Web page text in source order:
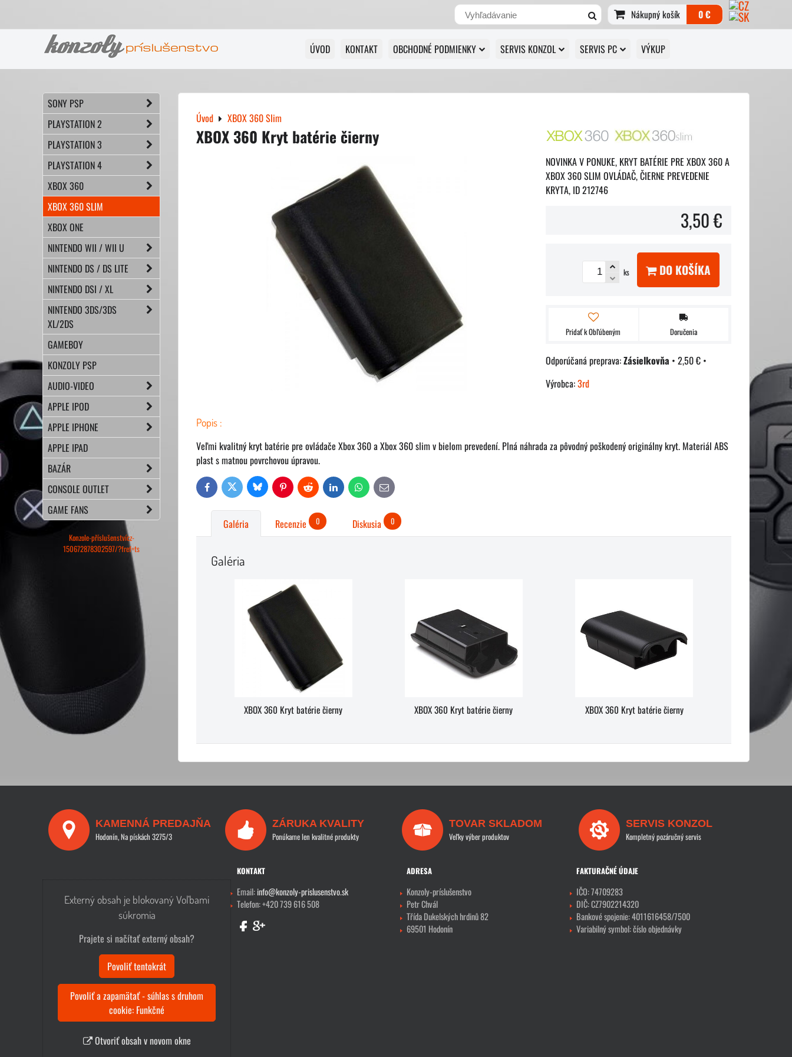
Nákupný košík 0 €
ÚVOD KONTAKT OBCHODNÉ PODMIENKY SERVIS KONZOL SERVIS PC VÝKUP
Úvod XBOX 360 Slim
XBOX 360 Kryt batérie čierny
NOVINKA V PONUKE, KRYT BATÉRIE PRE XBOX 360 A
XBOX 360 SLIM OVLÁDAČ, ČIERNE PREVEDENIE
KRYTA, ID 212746
3,50 €
ks DO KOŠÍKA
Pridať k Obľúbeným Doručenia
Zásielkovňa • 2,50 € •
Výrobca:3rd
Popis :
Veľmi kvalitný kryt batérie pre ovládače Xbox 360 a Xbox 360 slim v bielom prevedení. Plná náhrada za pôvodný poškodený originálny kryt. Materiál ABS
plast s matnou povrchovou úpravou.
FacebookTwitter Bluesky PinterestReddit LinkedIn WhatsAppE-
mail
Galéria Recenzie 0 Diskusia 0
Galéria
XBOX 360 Kryt batérie čierny XBOX 360 Kryt batérie čierny XBOX 360 Kryt batérie čierny
SONY PSP
PLAYSTATION 2
PLAYSTATION 3
PLAYSTATION 4
XBOX 360
XBOX 360 SLIM
XBOX ONE
NINTENDO WII / WII U
NINTENDO DS / DS LITE
NINTENDO DSI / XL
NINTENDO 3DS/3DS
XL/2DS
GAMEBOY
KONZOLY PSP
AUDIO-VIDEO
APPLE IPOD
APPLE IPHONE
APPLE IPAD
BAZÁR
CONSOLE OUTLET
GAME FANS
Konzole-příslušenstvícz-
150672878302597/?fref=ts
KAMENNÁ PREDAJŇA
Hodonín, Na pískách 3275/3
ZÁRUKA KVALITY
Ponúkame len kvalitné produkty
TOVAR SKLADOM
Veľky výber produktov
SERVIS KONZOL
Kompletný pozáručný servis
Externý obsah je blokovaný Voľbami
súkromia
Prajete si načítať externý obsah?
Povoliť tentokrát
Povoliť a zapamätať - súhlas s druhom
cookie: Funkčné
Otvoriť obsah v novom okne
KONTAKT
Email:info@konzoly-prislusenstvo.sk
Telefon: +420 739 616 508
ADRESA
Konzoly-príslušenstvo
Petr Chvál
Třída Dukelských hrdinů 82
69501 Hodonín
FAKTURAČNÉ ÚDAJE
IČO: 74709283
DIČ: CZ7902214320
Bankové spojenie: 4011616458/7500
Variabilný symbol: číslo objednávky